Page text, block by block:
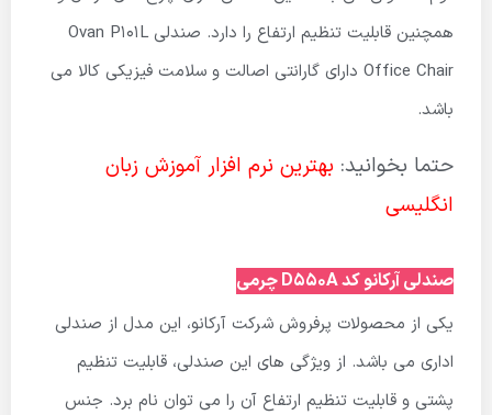
همچنین قابلیت تنظیم ارتفاع را دارد. صندلی Ovan P101L
Office Chair دارای گارانتی اصالت و سلامت فیزیکی کالا می
باشد.
حتما بخوانید: بهترین نرم افزار آموزش زبان
انگلیسی
صندلی آرکانو کد D550A چرمی
یکی از محصولات پرفروش شرکت آرکانو، این مدل از صندلی
اداری می باشد. از ویژگی های این صندلی، قابلیت تنظیم
پشتی و قابلیت تنظیم ارتفاع آن را می توان نام برد. جنس